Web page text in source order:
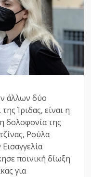
άλλων δύο
Ίριδας, είναι η
δολοφονία της
Ρούλα
ποινική δίωξη
για